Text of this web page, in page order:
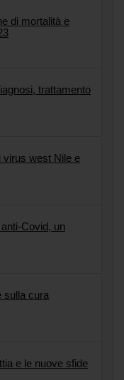
di mortalità e
trattamento
virus west Nile e
Covid, un
sulla cura
e le nuove sfide